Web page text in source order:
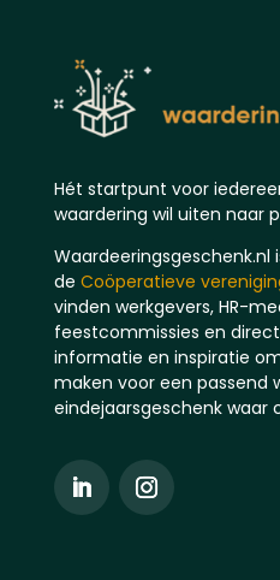
Hét startpunt voor
waardering wil uiten naar
Waardeeringsgeschenk.nl
de Coöperatieve
vinden werkgevers, HR-
feestcommissies en
informatie en inspiratie
maken voor een passend
eindejaarsgeschenk waar